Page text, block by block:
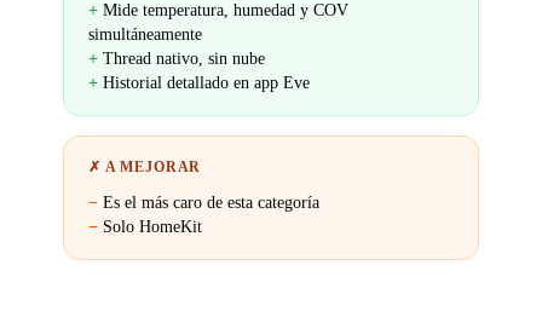
Mide temperatura, humedad y COV
simultáneamente
Thread nativo, sin nube
Historial detallado en app Eve
✗ A MEJORAR
Es el más caro de esta categoría
Solo HomeKit